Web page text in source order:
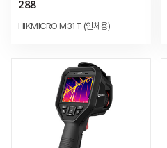
288
HIKMICRO M31T (인체용)